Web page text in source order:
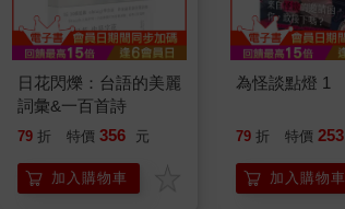
日花閃爍：台語的美麗
詞彙&一百首詩
79 折 特價 356 元
加入購物車
為怪談點燈 1
79 折 特價 253
加入購物車